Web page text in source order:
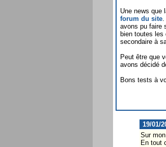
Une news que
forum du site
avons pu faire
bien toutes les
secondaire à
Peut être que
avons décidé
Bons tests à
19/01/
Sur
En tout